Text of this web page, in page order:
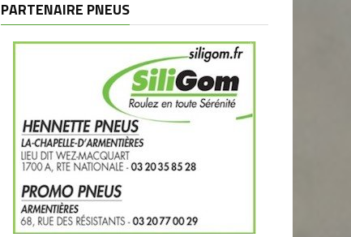
PARTENAIRE PNEUS